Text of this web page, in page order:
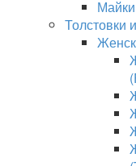
Майки
Толстовки